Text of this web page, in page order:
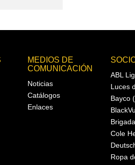
MEDIOS DE
COMUNICACIÓN
Noticias
Catálogos
Enlaces
ABL
Luces
Bayco
Cole
Ropa